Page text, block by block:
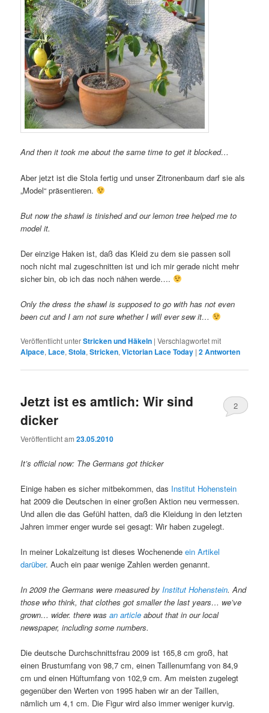
And then it took me about the same time to get it blocked…
Aber jetzt ist die Stola fertig und unser Zitronenbaum darf sie als
„Model“ präsentieren.
But now the shawl is tinished and our lemon tree helped me to
model it.
Der einzige Haken ist, daß das Kleid zu dem sie passen soll
noch nicht mal zugeschnitten ist und ich mir gerade nicht mehr
sicher bin, ob ich das noch nähen werde….
Only the dress the shawl is supposed to go with has not even
been cut and I am not sure whether I will ever sew it…
Veröffentlicht unterStricken und Häkeln |Verschlagwortet mit
Alpace, Lace,Stola,Stricken,Victorian Lace Today |2Antworten
Jetzt ist es amtlich: Wir sind
dicker
Veröffentlicht am23.05.2010
2
It’s official now: The Germans got thicker
Einige haben es sicher mitbekommen, das Institut Hohenstein
hat 2009 die Deutschen in einer großen Aktion neu vermessen.
Und allen die das Gefühl hatten, daß die Kleidung in den letzten
Jahren immer enger wurde sei gesagt: Wir haben zugelegt.
In meiner Lokalzeitung ist dieses Wochenendeein Artikel
darüber. Auch ein paar wenige Zahlen werden genannt.
In 2009 the Germans were measured byInstitut Hohenstein. And
those who think, that clothes got smaller the last years… we’ve
grown… wider. there wasan article about that in our local
newspaper, including some numbers.
Die deutsche Durchschnittsfrau 2009 ist 165,8 cm groß, hat
einen Brustumfang von 98,7 cm, einen Taillenumfang von 84,9
cm und einen Hüftumfang von 102,9 cm. Am meisten zugelegt
gegenüber den Werten von 1995 haben wir an der Taillen,
nämlich um 4,1 cm. Die Figur wird also immer weniger kurvig.